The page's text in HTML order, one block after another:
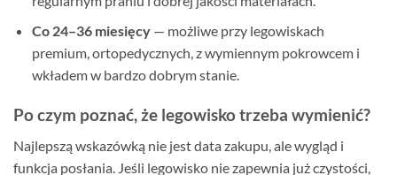
Co 24–36 miesięcy— możliwe przy legowiskach
premium, ortopedycznych, z wymiennym pokrowcem i
wkładem w bardzo dobrym stanie.
Po czym poznać, że legowisko trzeba wymienić?
Najlepszą wskazówką nie jest data zakupu, ale wygląd i
funkcja posłania. Jeśli legowisko nie zapewnia już czystości,